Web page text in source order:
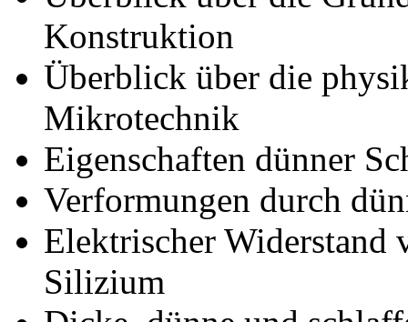
Konstruktion
Überblick über die
Mikrotechnik
Eigenschaften dünner
Verformungen durch
Elektrischer Widerstand
Silizium